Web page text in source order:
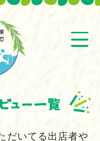
だいてる出店者や